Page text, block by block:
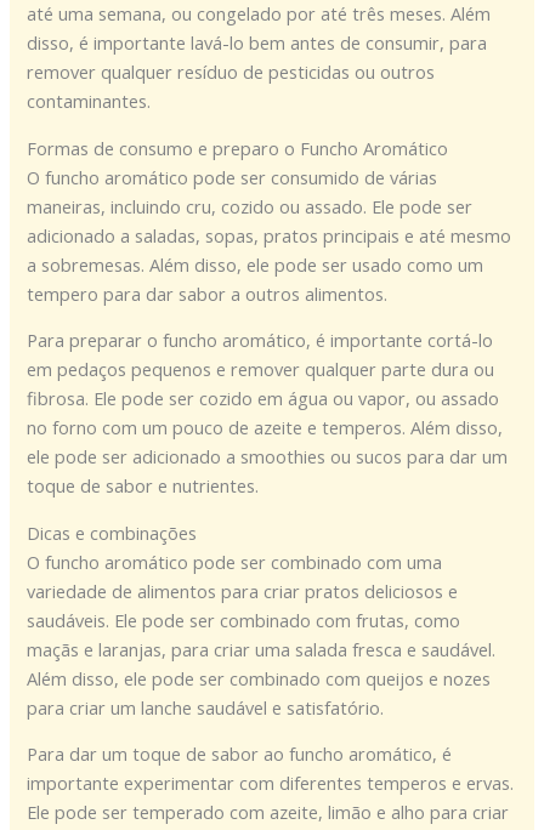
até uma semana, ou congelado por até três meses. Além
disso, é importante lavá-lo bem antes de consumir, para
remover qualquer resíduo de pesticidas ou outros
contaminantes.
Formas de consumo e preparo o Funcho Aromático
O funcho aromático pode ser consumido de várias
maneiras, incluindo cru, cozido ou assado. Ele pode ser
adicionado a saladas, sopas, pratos principais e até mesmo
a sobremesas. Além disso, ele pode ser usado como um
tempero para dar sabor a outros alimentos.
Para preparar o funcho aromático, é importante cortá-lo
em pedaços pequenos e remover qualquer parte dura ou
fibrosa. Ele pode ser cozido em água ou vapor, ou assado
no forno com um pouco de azeite e temperos. Além disso,
ele pode ser adicionado a smoothies ou sucos para dar um
toque de sabor e nutrientes.
Dicas e combinações
O funcho aromático pode ser combinado com uma
variedade de alimentos para criar pratos deliciosos e
saudáveis. Ele pode ser combinado com frutas, como
maçãs e laranjas, para criar uma salada fresca e saudável.
Além disso, ele pode ser combinado com queijos e nozes
para criar um lanche saudável e satisfatório.
Para dar um toque de sabor ao funcho aromático, é
importante experimentar com diferentes temperos e ervas.
Ele pode ser temperado com azeite, limão e alho para criar